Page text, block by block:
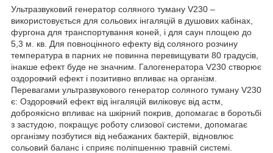
Ультразвуковий генератор соляного туману V230 –
використовується для сольових інгаляцій в душових кабінах,
фургона для транспортування коней, і для саун площею до
5,3 м. кв. Для повноцінного ефекту від соляного розчину
температура в парних не повинна перевищувати 80 градусів,
інакше ефект буде не значним. Галогенератора V230 створює
оздоровчий ефект і позитивно впливає на організм.
Перевагами ультразвукового генератор соляного туману V230
є: Оздоровчий ефект від інгаляцій виліковує від астм,
доброякісно впливає на шкірний покрив, допомагає в боротьбі
з застудою, покращує роботу слизової системи, допомагає
організму позбутися від небажаних бактерій, відновлює
сольовий баланс і сприяє поліпшенню травній системі.